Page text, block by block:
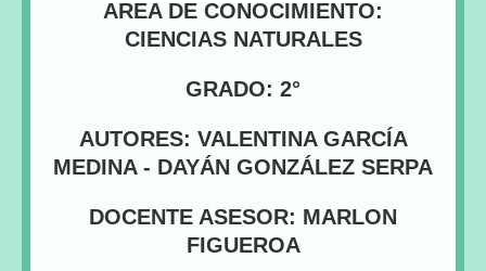
AREA DE CONOCIMIENTO:
CIENCIAS NATURALES
GRADO: 2°
AUTORES: VALENTINA GARCÍA
MEDINA - DAYÁN GONZÁLEZ SERPA
DOCENTE ASESOR: MARLON
FIGUEROA